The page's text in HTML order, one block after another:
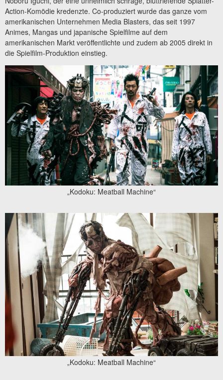
Action-Komödie kredenzte. Co-produziert wurde das ganze vom
amerikanischen Unternehmen Media Blasters, das seit 1997
Animes, Mangas und japanische Spielfilme auf dem
amerikanischen Markt veröffentlichte und zudem ab 2005 direkt in
die Spielfilm-Produktion einstieg.
„Kodoku: Meatball Machine“
„Kodoku: Meatball Machine“